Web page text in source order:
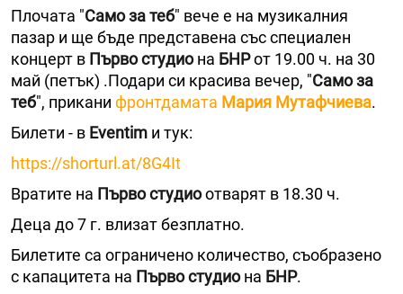
Плочата "Само за теб" вече е на музикалния
пазар и ще бъде представена със специален
концерт в Първо студиона БНРот 19.00 ч. на 30
май (петък) .Подари си красива вечер, "Само за
теб", прикани фронтдамата Мария Мутафчиева.
Билети - в Eventim и тук:
https://shorturl.at/8G4It
Вратите на Първо студиоотварят в 18.30 ч.
Деца до 7 г. влизат безплатно.
Билетите са ограничено количество, съобразено
с капацитета на Първо студиона БНР.